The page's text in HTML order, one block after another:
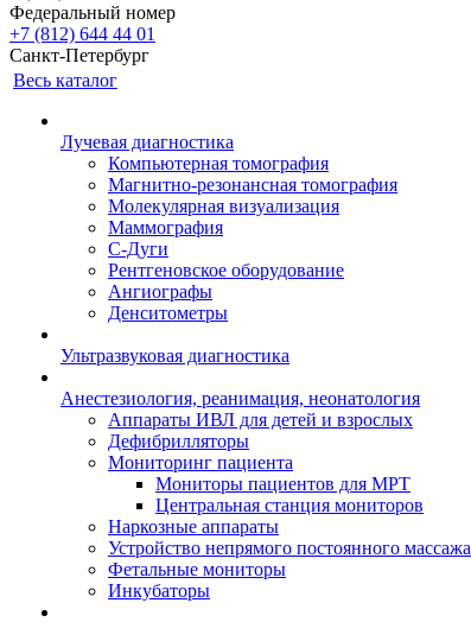
Федеральный номер
+7 (812) 644 44 01
Санкт-Петербург
Весь каталог
Лучевая диагностика
Компьютерная томография
Магнитно-резонансная томография
Молекулярная визуализация
Маммография
С-Дуги
Рентгеновское оборудование
Ангиографы
Денситометры
Ультразвуковая диагностика
Анестезиология, реанимация, неонатология
Аппараты ИВЛ для детей и взрослых
Дефибрилляторы
Мониторинг пациента
Мониторы пациентов для МРТ
Центральная станция мониторов
Наркозные аппараты
Устройство непрямого постоянного массажа
Фетальные мониторы
Инкубаторы